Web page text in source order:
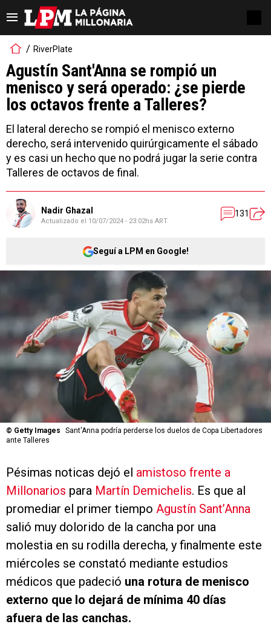
RiverPlate
Agustín Sant'Anna se rompió un
menisco y será operado: ¿se pierde
los octavos frente a Talleres?
El lateral derecho se rompió el menisco externo
derecho, será intervenido quirúrgicamente el sábado
y es casi un hecho que no podrá jugar la serie contra
Talleres de octavos de final.
Nadir Ghazal
Actualizado el 10/07/2024 - 23:02hs ART
131
Seguí a LPM en Google!
© Getty Images
Sant'Anna podría perderse los duelos de Copa Libertadores
ante Talleres
Pésimas noticas dejó el amistoso frente a
Millonarios para Martín Demichelis. Es que al
promediar el primer tiempo Agustín Sant’Anna
salió muy dolorido de la cancha por una
molestia en su rodilla derecha, y finalmente este
miércoles se constató mediante estudios
médicos que padeció una rotura de menisco
externo que lo dejará de mínima 40 días
afuera de las canchas.